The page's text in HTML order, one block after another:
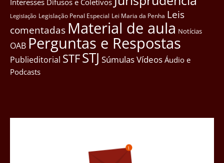
Interesses Difusos e Coletivos
Legislação Legislação Penal Especial Lei Maria da Penha Leis
comentadas Material de aula Notícias
OAB Perguntas e Respostas
Publieditorial STFSTJ SúmulasVídeos Áudio e
Podcasts